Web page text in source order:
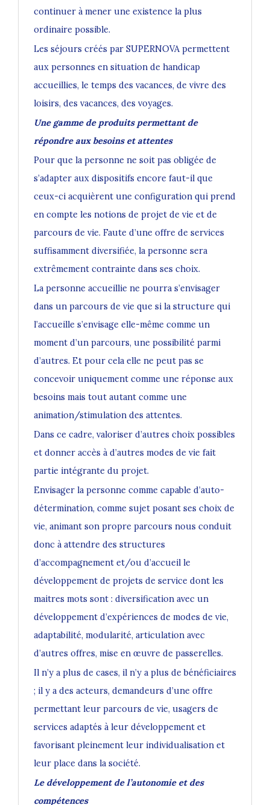
continuer à mener une existence la plus
ordinaire possible.
Les séjours créés par SUPERNOVA permettent
aux personnes en situation de handicap
accueillies, le temps des vacances, de vivre des
loisirs, des vacances, des voyages.
Une gamme de produits permettant de
répondre aux besoins et attentes
Pour que la personne ne soit pas obligée de
s’adapter aux dispositifs encore faut-il que
ceux-ci acquièrent une configuration qui prend
en compte les notions de projet de vie et de
parcours de vie. Faute d’une offre de services
suffisamment diversifiée, la personne sera
extrêmement contrainte dans ses choix.
La personne accueillie ne pourra s’envisager
dans un parcours de vie que si la structure qui
l’accueille s’envisage elle-même comme un
moment d’un parcours, une possibilité parmi
d’autres. Et pour cela elle ne peut pas se
concevoir uniquement comme une réponse aux
besoins mais tout autant comme une
animation/stimulation des attentes.
Dans ce cadre, valoriser d’autres choix possibles
et donner accès à d’autres modes de vie fait
partie intégrante du projet.
Envisager la personne comme capable d’auto-
détermination, comme sujet posant ses choix de
vie, animant son propre parcours nous conduit
donc à attendre des structures
d’accompagnement et/ou d’accueil le
développement de projets de service dont les
maitres mots sont : diversification avec un
développement d’expériences de modes de vie,
adaptabilité, modularité, articulation avec
d’autres offres, mise en œuvre de passerelles.
Il n’y a plus de cases, il n’y a plus de bénéficiaires
; il y a des acteurs, demandeurs d’une offre
permettant leur parcours de vie, usagers de
services adaptés à leur développement et
favorisant pleinement leur individualisation et
leur place dans la société.
Le développement de l’autonomie et des
compétences